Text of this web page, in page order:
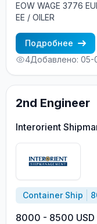
EOW WAGE 3776
EE / OILER
Подробнее
4Добавлено: 05-
2nd Engineer
Interorient
Container Ship
8000 - 8500